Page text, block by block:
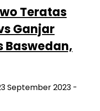
Teratas
Ganjar
Baswedan,
September 2023 -